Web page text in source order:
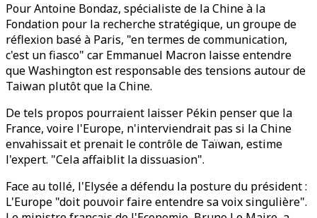
Pour Antoine Bondaz, spécialiste de la Chine à la
Fondation pour la recherche stratégique, un groupe de
réflexion basé à Paris, "en termes de communication,
c'est un fiasco" car Emmanuel Macron laisse entendre
que Washington est responsable des tensions autour de
Taiwan plutôt que la Chine.
De tels propos pourraient laisser Pékin penser que la
France, voire l'Europe, n'interviendrait pas si la Chine
envahissait et prenait le contrôle de Taïwan, estime
l'expert. "Cela affaiblit la dissuasion".
Face au tollé, l'Elysée a défendu la posture du président :
L'Europe "doit pouvoir faire entendre sa voix singulière".